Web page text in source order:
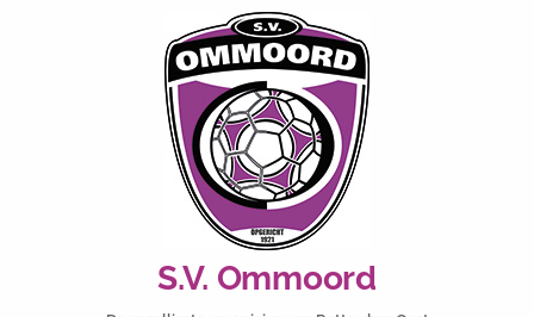
S.V. Ommoord